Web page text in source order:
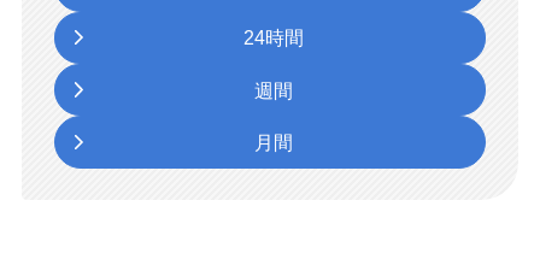
24時間
週間
月間